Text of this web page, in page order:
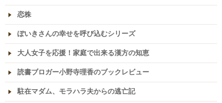
恋株
ぽいきさんの幸せを呼び込むシリーズ
大人女子を応援！家庭で出来る漢方の知恵
読書ブロガー小野寺理香のブックレビュー
駐在マダム、モラハラ夫からの逃亡記